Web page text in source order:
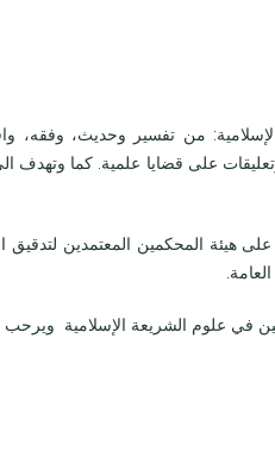
من تفسير وحديث، وفقه،
على قضايا علمية. كما وتهدف
المحكمين المعتمدين لتدقيق
علوم الشريعة الإسلامية ويرحب